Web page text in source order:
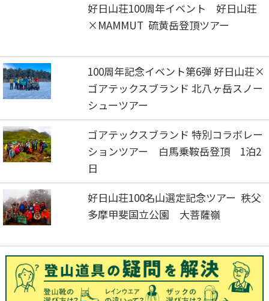
好日山荘100周年イベント 好日山荘
×MAMMUT 硫黄岳登頂ツアー
100周年記念イベント第6弾 好日山荘×
ゴアテックスブランド 北八ヶ岳スノー
シューツアー
ゴアテックスブランド 特別コラボレー
ションツアー 白馬乗鞍岳登頂 1泊2
日
好日山荘100名山選定記念ツアー 秩父
多摩甲斐国立公園 大菩薩嶺